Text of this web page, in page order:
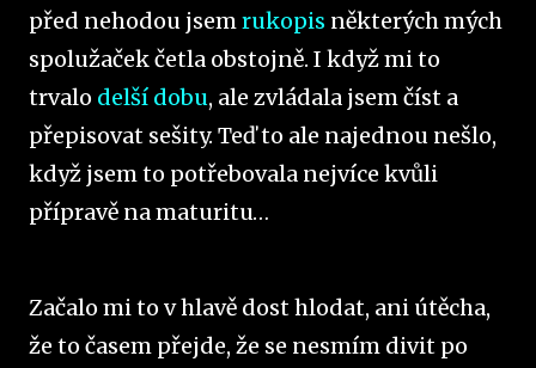
před nehodou jsem rukopis některých mých
spolužaček četla obstojně. I když mi to
trvalo delší dobu, ale zvládala jsem číst a
přepisovat sešity. Teď to ale najednou nešlo,
když jsem to potřebovala nejvíce kvůli
přípravě na maturitu…
Začalo mi to v hlavě dost hlodat, ani útěcha,
že to časem přejde, že se nesmím divit po